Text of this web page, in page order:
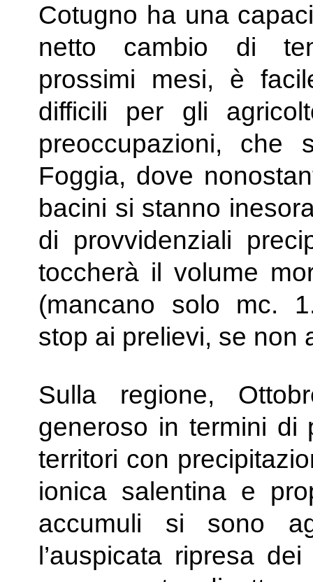
Cotugno ha una
netto cambio di
prossimi mesi, è
difficili per gli
preoccupazioni, che
Foggia, dove
bacini si stanno
di provvidenziali
toccherà il volume
(mancano solo mc.
stop ai prelievi, se non
Sulla regione,
generoso in termini di
territori con
ionica salentina e
accumuli si sono
l’auspicata ripresa